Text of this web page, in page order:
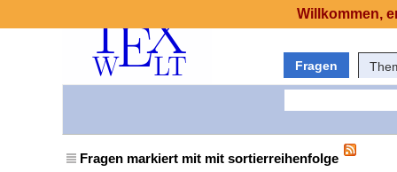
Fragen
Fragen markiert mit mit sortierreihenfolge
Willkommen,